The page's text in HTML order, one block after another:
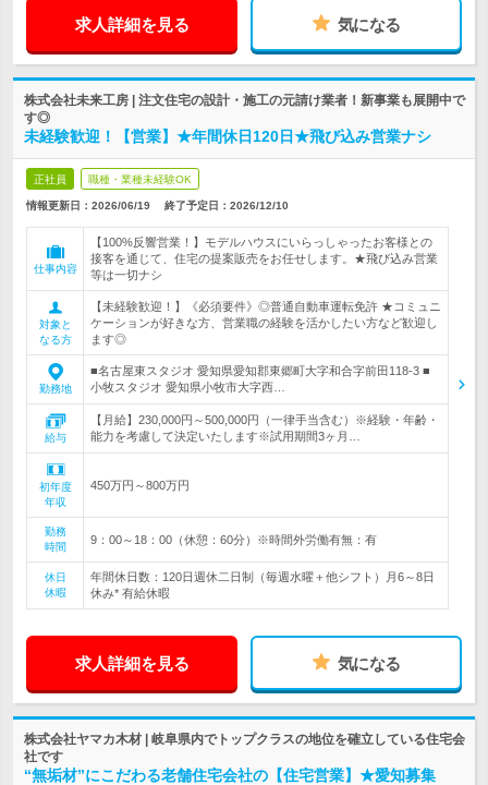
求人詳細を見る 気になる
株式会社未来工房 | 注文住宅の設計・施工の元請け業者！新事業も展開中で
す◎
未経験歓迎！【営業】★年間休日120日★飛び込み営業ナシ
正社員 職種・業種未経験OK
情報更新日：2026/06/19 終了予定日： 2026/12/10
仕事内容
【100%反響営業！】モデルハウスにいらっしゃったお客様との
接客を通じて、住宅の提案販売をお任せします。★飛び込み営業
等は一切ナシ
対象と
なる方
【未経験歓迎！】《必須要件》◎普通自動車運転免許 ★コミュニ
ケーションが好きな方、営業職の経験を活かしたい方など歓迎し
ます◎
勤務地
■名古屋東スタジオ 愛知県愛知郡東郷町大字和合字前田118-3 ■
小牧スタジオ 愛知県小牧市大字西…
給与
【月給】230,000円～500,000円（一律手当含む）※経験・年齢・
能力を考慮して決定いたします※試用期間3ヶ月…
初年度
年収
450万円～800万円
勤務
時間
9：00～18：00（休憩：60分）※時間外労働有無：有
休日
休暇
年間休日数：120日週休二日制（毎週水曜＋他シフト）月6～8日
休み* 有給休暇
求人詳細を見る 気になる
株式会社ヤマカ木材 | 岐阜県内でトップクラスの地位を確立している住宅会
社です
“無垢材”にこだわる老舗住宅会社の【住宅営業】★愛知募集